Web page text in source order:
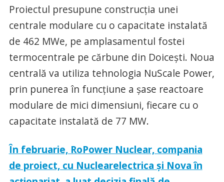
Proiectul presupune construcţia unei
centrale modulare cu o capacitate instalată
de 462 MWe, pe amplasamentul fostei
termocentrale pe cărbune din Doiceşti. Noua
centrală va utiliza tehnologia NuScale Power,
prin punerea în funcţiune a şase reactoare
modulare de mici dimensiuni, fiecare cu o
capacitate instalată de 77 MW.
În februarie, RoPower Nuclear, compania
de proiect, cu Nuclearelectrica și Nova în